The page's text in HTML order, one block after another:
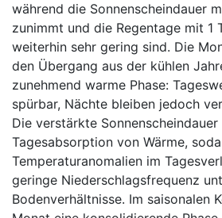
während die Sonnenscheindauer
zunimmt und die Regentage mit 1
weiterhin sehr gering sind. Die
den Übergang aus der kühlen
zunehmend warme Phase:
spürbar, Nächte bleiben jedoch
Die verstärkte
Tagesabsorption von Wärme,
Temperaturanomalien im
geringe Niederschlagsfrequenz
Bodenverhältnisse. Im saisonalen